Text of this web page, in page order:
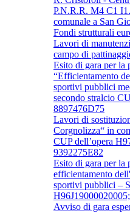
P.N.R.R. M4 C1
comunale a San
Fondi strutturali
Lavori di
campo di
Esito di gara per la
“Efficientamento
sportivi pubblici
secondo stralcio
8897476D75
Lavori di
Corgnolizza“ in
CUP dell’opera
9392275E82
Esito di gara per la
efficientamento
sportivi pubblici –
Avviso di gara